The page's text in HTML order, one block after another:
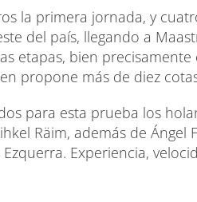
la primera jornada, y
del país, llegando a
etapas, bien
propone más de diez
para esta prueba los
Räim, además de Ángel
Ezquerra. Experiencia,